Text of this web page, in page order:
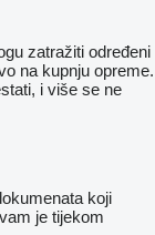
zatražiti određeni
na kupnju opreme.
i više se ne
koji
je tijekom